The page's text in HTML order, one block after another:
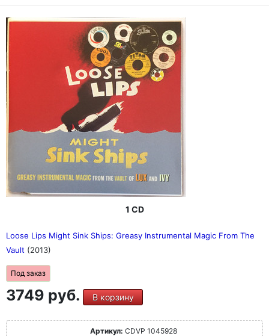
1 CD
Loose Lips Might Sink Ships: Greasy Instrumental Magic From The
Vault (2013)
Под заказ
3749 руб. В корзину
Артикул: CDVP 1045928